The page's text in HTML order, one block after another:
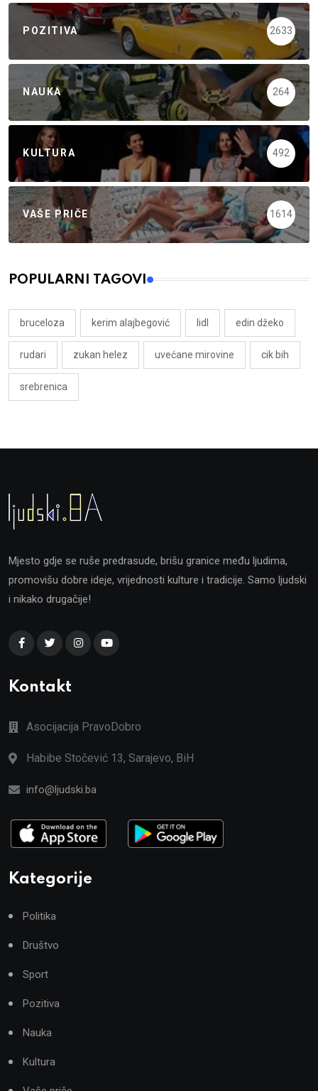
POZITIVA 2633
NAUKA 264
KULTURA 492
VAŠE PRIČE 1614
POPULARNI TAGOVI
bruceloza kerim alajbegović lidl edin džeko
rudari zukan helez uvećane mirovine cik bih
srebrenica
Mjesto gdje se ruše predrasude, brišu granice među ljudima,
promovišu dobre ideje, vrijednosti kulture i tradicije. Samo ljudski
i nikako drugačije!
Kontakt
Asocijacija PravoDobro
Habibe Stočević 13, Sarajevo, BiH
info@ljudski.ba
Kategorije
Politika
Društvo
Sport
Pozitiva
Nauka
Kultura